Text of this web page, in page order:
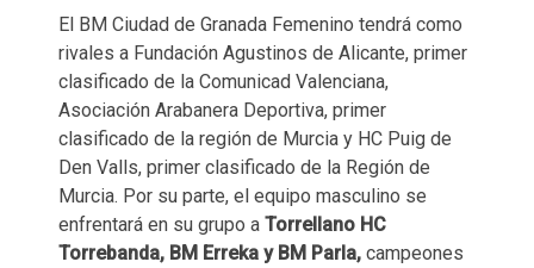
El BM Ciudad de Granada Femenino tendrá como
rivales a Fundación Agustinos de Alicante, primer
clasificado de la Comunicad Valenciana,
Asociación Arabanera Deportiva, primer
clasificado de la región de Murcia y HC Puig de
Den Valls, primer clasificado de la Región de
Murcia. Por su parte, el equipo masculino se
enfrentará en su grupo a Torrellano HC
Torrebanda, BM Erreka y BM Parla, campeones